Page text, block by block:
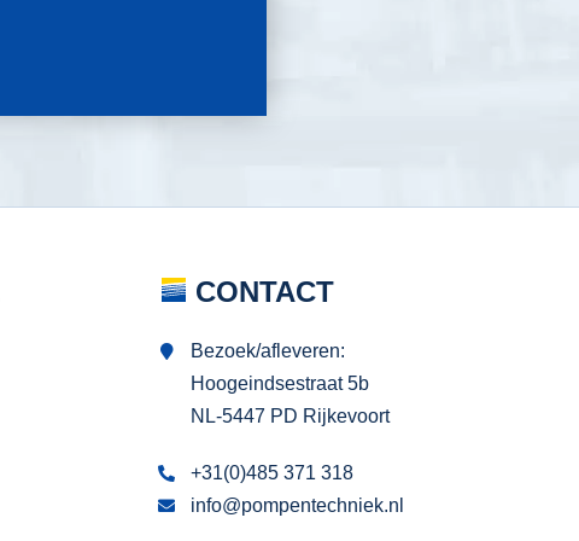
CONTACT
Bezoek/afleveren:
Hoogeindsestraat 5b
NL-5447 PD Rijkevoort
+31(0)485 371 318
info@pompentechniek.nl